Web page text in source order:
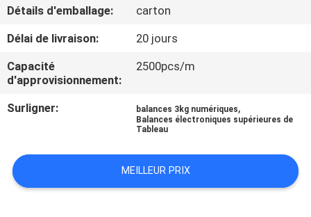
VISITE
DE
L'USINE
CONTRÔLE
LA
QUALITÉ
Détails d'emballage:
carton
Délai de livraison:
20 jours
Capacité
d'approvisionnement:
2500pcs/m
Surligner: balances 3kg numériques,
Balances électroniques supérieures de
Tableau
MEILLEUR PRIX